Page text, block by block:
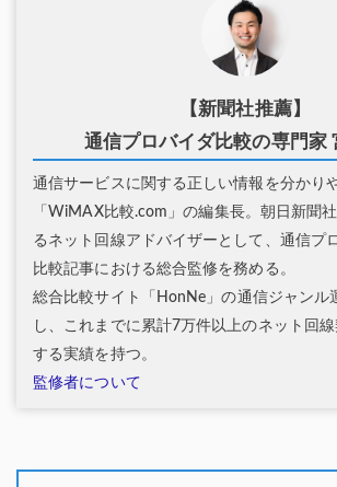
【新聞社推薦】
通信プロバイダ比較の専門家
通信サービスに関する正しい情報を分かり
「WiMAX比較.com」の編集長。朝日新聞
るネット回線アドバイザーとして、通信プ
比較記事における総合監修を務める。
総合比較サイト「HonNe」の通信ジャンル
し、これまでに累計7万件以上のネット回
する実績を持つ。
監修者について